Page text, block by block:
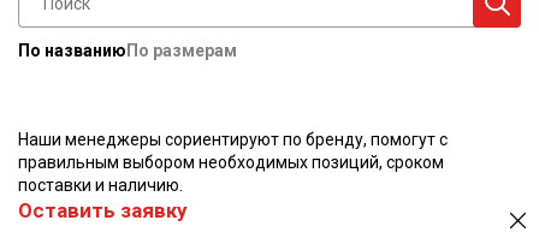
По названию По размерам
Наши менеджеры сориентируют по бренду, помогут с
правильным выбором необходимых позиций, сроком
поставки и наличию.
Оставить заявку